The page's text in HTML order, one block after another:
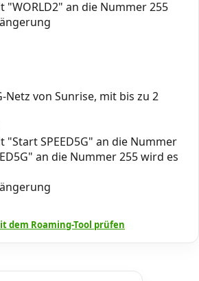
"WORLD2" an die Nummer 255
Netz von Sunrise, mit bis zu 2
"Start SPEED5G" an die Nummer
an die Nummer 255 wird es
dem Roaming-Tool prüfen